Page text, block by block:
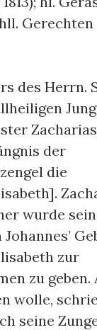
Gerechten
des Herrn.
der
die
wurde
zur
zu geben.
wolle,
seine